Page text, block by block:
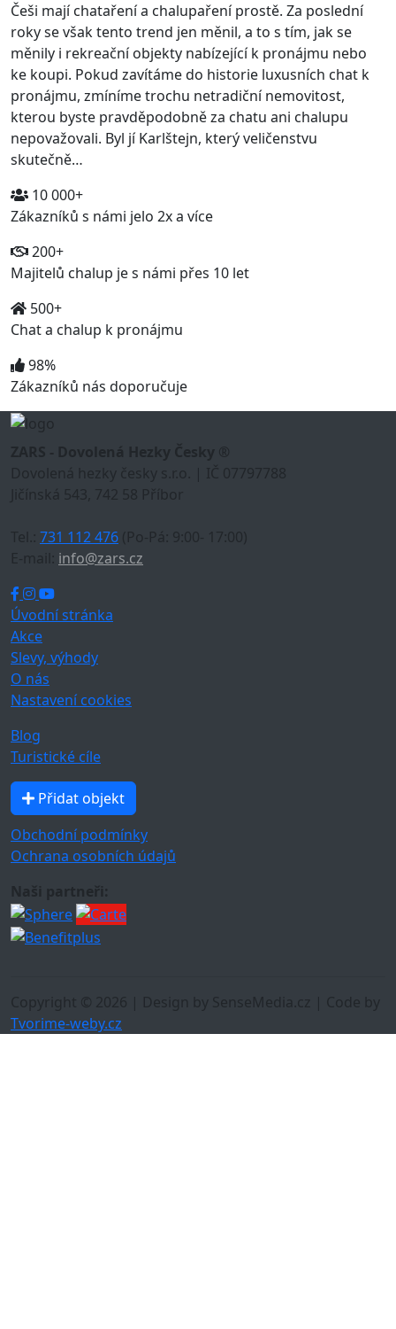
Češi mají chataření a chalupaření prostě. Za poslední
roky se však tento trend jen měnil, a to s tím, jak se
měnily i rekreační objekty nabízející k pronájmu nebo
ke koupi. Pokud zavítáme do historie luxusních chat k
pronájmu, zmíníme trochu netradiční nemovitost,
kterou byste pravděpodobně za chatu ani chalupu
nepovažovali. Byl jí Karlštejn, který veličenstvu
skutečně…
10 000+
Zákazníků s námi jelo 2x a více
200+
Majitelů chalup je s námi přes 10 let
500+
Chat a chalup k pronájmu
98%
Zákazníků nás doporučuje
ZARS - Dovolená Hezky Česky ®
Dovolená hezky česky s.r.o. | IČ 07797788
Jičínská 543, 742 58 Příbor
Tel.: 731 112 476 (Po-Pá: 9:00- 17:00)
E-mail: info@zars.cz
Úvodní stránka
Akce
Slevy, výhody
O nás
Nastavení cookies
Blog
Turistické cíle
Přidat objekt
Obchodní podmínky
Ochrana osobních údajů
Naši partneři:
Copyright © 2026 | Design by SenseMedia.cz | Code by
Tvorime-weby.cz